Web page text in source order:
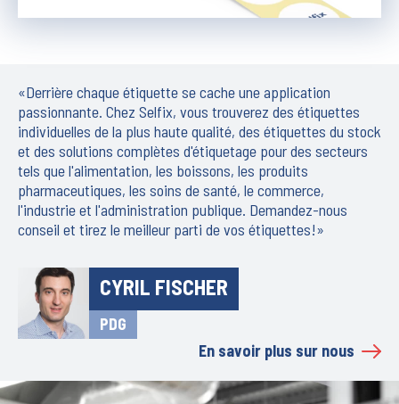
«Derrière chaque étiquette se cache une application
passionnante. Chez Selfix, vous trouverez des étiquettes
individuelles de la plus haute qualité, des étiquettes du stock
et des solutions complètes d'étiquetage pour des secteurs
tels que l'alimentation, les boissons, les produits
pharmaceutiques, les soins de santé, le commerce,
l'industrie et l'administration publique. Demandez-nous
conseil et tirez le meilleur parti de vos étiquettes!»
CYRIL FISCHER
PDG
En savoir plus sur nous